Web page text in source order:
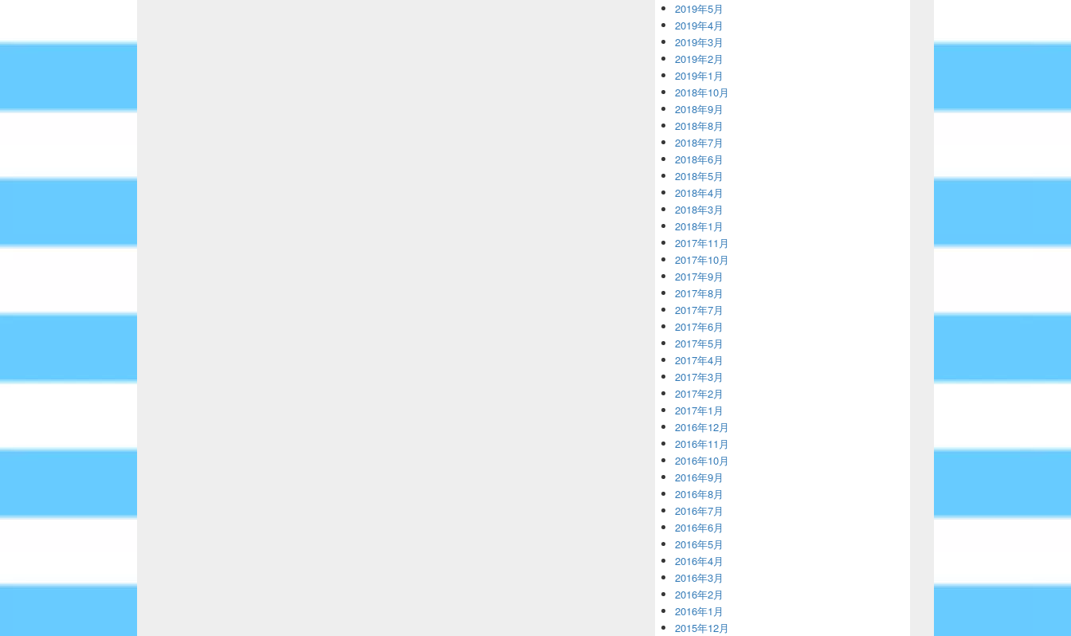
2019年5月
2019年4月
2019年3月
2019年2月
2019年1月
2018年10月
2018年9月
2018年8月
2018年7月
2018年6月
2018年5月
2018年4月
2018年3月
2018年1月
2017年11月
2017年10月
2017年9月
2017年8月
2017年7月
2017年6月
2017年5月
2017年4月
2017年3月
2017年2月
2017年1月
2016年12月
2016年11月
2016年10月
2016年9月
2016年8月
2016年7月
2016年6月
2016年5月
2016年4月
2016年3月
2016年2月
2016年1月
2015年12月